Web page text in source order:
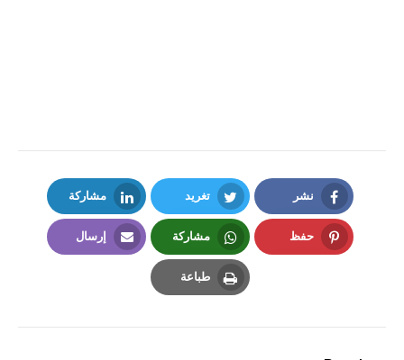
نشر
Facebook
تغريد
Twitter
مشاركة
LinkedIn
حفظ مشاركة
Whatsapp
إرسال
طباعة